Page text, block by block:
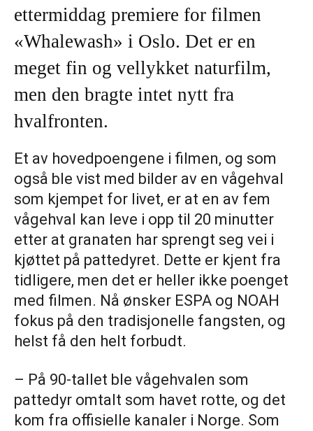
ettermiddag premiere for filmen
«Whalewash» i Oslo. Det er en
meget fin og vellykket naturfilm,
men den bragte intet nytt fra
hvalfronten.
Et av hovedpoengene i filmen, og som
også ble vist med bilder av en vågehval
som kjempet for livet, er at en av fem
vågehval kan leve i opp til 20 minutter
etter at granaten har sprengt seg vei i
kjøttet på pattedyret. Dette er kjent fra
tidligere, men det er heller ikke poenget
med filmen. Nå ønsker ESPA og NOAH
fokus på den tradisjonelle fangsten, og
helst få den helt forbudt.
– På 90-tallet ble vågehvalen som
pattedyr omtalt som havet rotte, og det
kom fra offisielle kanaler i Norge. Som